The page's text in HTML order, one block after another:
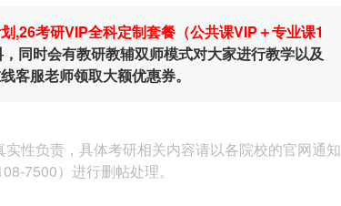
,26考研VIP全科定制套餐（公共课VIP＋专业课1
同时会有教研教辅双师模式对大家进行教学以及
客服老师领取大额优惠券。
性负责，具体考研相关内容请以各院校的官网通知
7500）进行删帖处理。